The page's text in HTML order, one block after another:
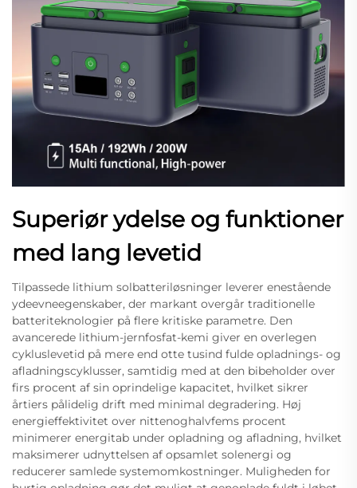
Superiør ydelse og funktioner
med lang levetid
Tilpassede lithium solbatteriløsninger leverer enestående
ydeevneegenskaber, der markant overgår traditionelle
batteriteknologier på flere kritiske parametre. Den
avancerede lithium-jernfosfat-kemi giver en overlegen
cykluslevetid på mere end otte tusind fulde opladnings- og
afladningscyklusser, samtidig med at den bibeholder over
firs procent af sin oprindelige kapacitet, hvilket sikrer
årtiers pålidelig drift med minimal degradering. Høj
energieffektivitet over nittenoghalvfems procent
minimerer energitab under opladning og afladning, hvilket
maksimerer udnyttelsen af opsamlet solenergi og
reducerer samlede systemomkostninger. Muligheden for